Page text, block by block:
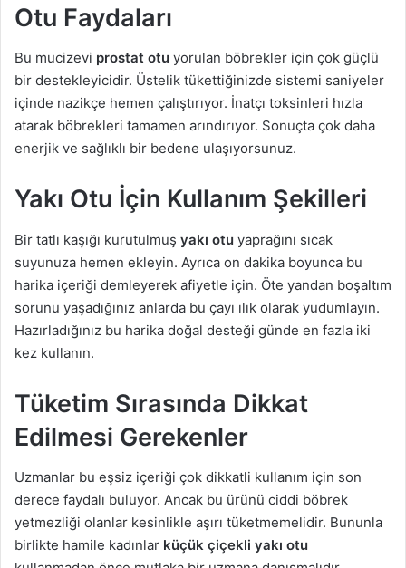
Otu Faydaları
Bu mucizevi prostat otu yorulan böbrekler için çok güçlü
bir destekleyicidir. Üstelik tükettiğinizde sistemi saniyeler
içinde nazikçe hemen çalıştırıyor. İnatçı toksinleri hızla
atarak böbrekleri tamamen arındırıyor. Sonuçta çok daha
enerjik ve sağlıklı bir bedene ulaşıyorsunuz.
Yakı Otu İçin Kullanım Şekilleri
Bir tatlı kaşığı kurutulmuş yakı otu yaprağını sıcak
suyunuza hemen ekleyin. Ayrıca on dakika boyunca bu
harika içeriği demleyerek afiyetle için. Öte yandan boşaltım
sorunu yaşadığınız anlarda bu çayı ılık olarak yudumlayın.
Hazırladığınız bu harika doğal desteği günde en fazla iki
kez kullanın.
Tüketim Sırasında Dikkat
Edilmesi Gerekenler
Uzmanlar bu eşsiz içeriği çok dikkatli kullanım için son
derece faydalı buluyor. Ancak bu ürünü ciddi böbrek
yetmezliği olanlar kesinlikle aşırı tüketmemelidir. Bununla
birlikte hamile kadınlar küçük çiçekli yakı otu